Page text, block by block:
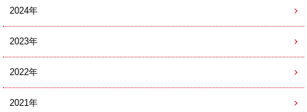
2024年
2023年
2022年
2021年